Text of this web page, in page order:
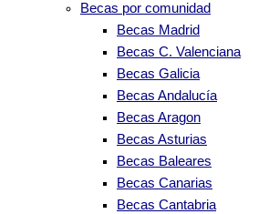
Becas por comunidad
Becas Madrid
Becas C. Valenciana
Becas Galicia
Becas Andalucía
Becas Aragon
Becas Asturias
Becas Baleares
Becas Canarias
Becas Cantabria